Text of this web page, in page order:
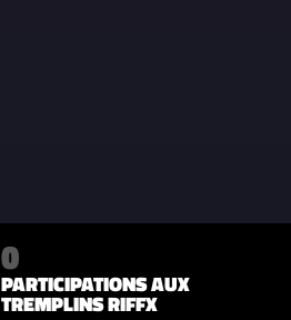
0
PARTICIPATIONS AUX
TREMPLINS RIFFX